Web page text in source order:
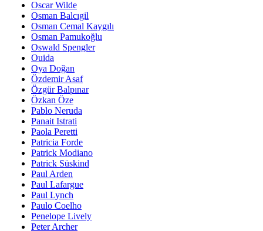
Oscar Wilde
Osman Balcıgil
Osman Cemal Kaygılı
Osman Pamukoğlu
Oswald Spengler
Ouida
Oya Doğan
Özdemir Asaf
Özgür Balpınar
Özkan Öze
Pablo Neruda
Panait Istrati
Paola Peretti
Patricia Forde
Patrick Modiano
Patrick Süskind
Paul Arden
Paul Lafargue
Paul Lynch
Paulo Coelho
Penelope Lively
Peter Archer